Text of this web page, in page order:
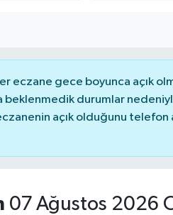
eczane gece boyunca açık
beklenmedik durumlar
açık olduğunu telefon
07 Ağustos 2026